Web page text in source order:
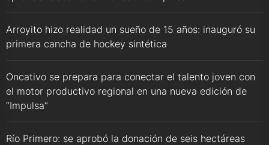
Arroyito hizo realidad un sueño de 15 años: inauguró su
primera cancha de hockey sintética
Oncativo se prepara para conectar el talento joven con
el motor productivo regional en una nueva edición de
“Impulsa”
Río Primero: se aprobó la donación de seis hectáreas